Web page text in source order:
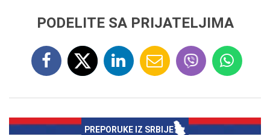
PODELITE SA PRIJATELJIMA
PREPORUKE IZ SRBIJE